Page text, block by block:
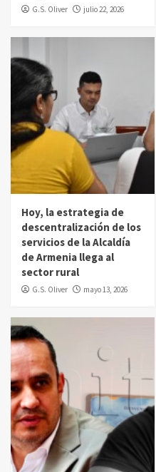
G.S. Oliver julio 22, 2026
Hoy, la estrategia de
descentralización de los
servicios de la Alcaldía
de Armenia llega al
sector rural
G.S. Oliver mayo 13, 2026